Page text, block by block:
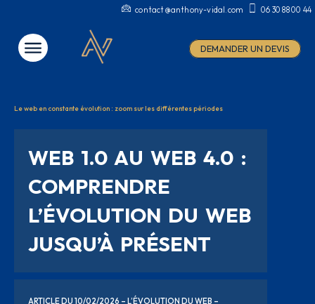
contact@anthony-vidal.com 06 30 88 00 44
DEMANDER UN DEVIS
Le web en constante évolution : zoom sur les différentes périodes
WEB 1.0 AU WEB 4.0 :
COMPRENDRE
L’ÉVOLUTION DU WEB
JUSQU’À PRÉSENT
ARTICLE DU 10/02/2026 – L’ÉVOLUTION DU WEB –